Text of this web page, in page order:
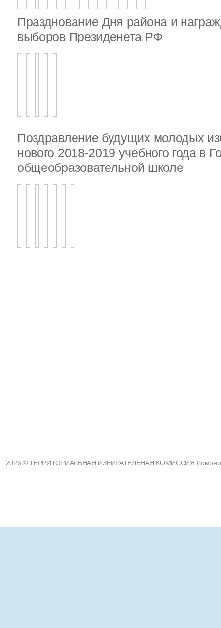
Празднование Дня района и
выборов Президенета РФ
Поздравление будущих молодых
нового 2018-2019 учебного года в
общеобразовательной школе
2026 © ТЕРРИТОРИАЛЬНАЯ ИЗБИРАТЕЛЬНАЯ КОМИССИЯ